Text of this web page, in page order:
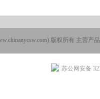
版权所有 主营产
苏公网安备